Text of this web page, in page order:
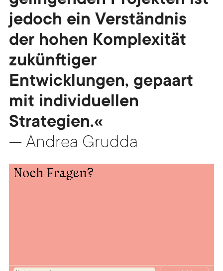
jedoch ein Verständnis
der hohen Komplexität
zukünftiger
Entwicklungen, gepaart
mit individuellen
Strategien.«
— Andrea Grudda